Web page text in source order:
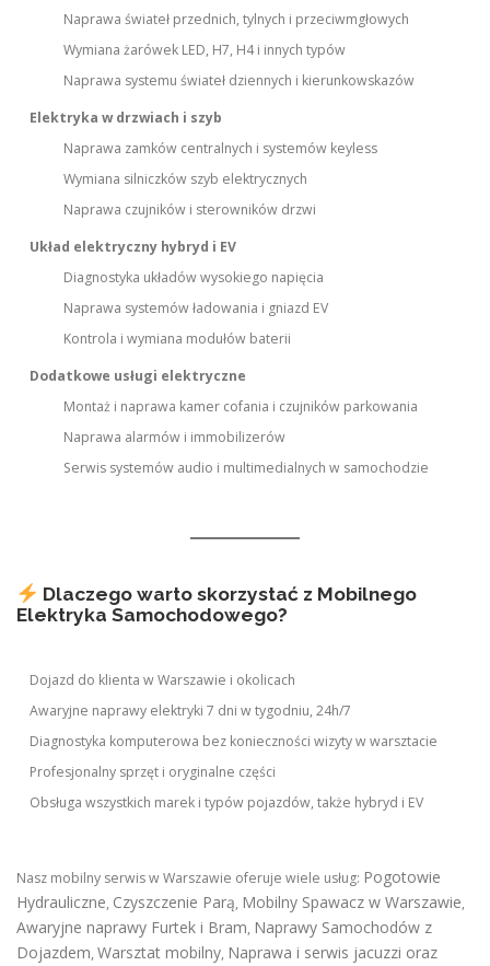
Naprawa świateł przednich, tylnych i przeciwmgłowych
Wymiana żarówek LED, H7, H4 i innych typów
Naprawa systemu świateł dziennych i kierunkowskazów
Elektryka w drzwiach i szyb
Naprawa zamków centralnych i systemów keyless
Wymiana silniczków szyb elektrycznych
Naprawa czujników i sterowników drzwi
Układ elektryczny hybryd i EV
Diagnostyka układów wysokiego napięcia
Naprawa systemów ładowania i gniazd EV
Kontrola i wymiana modułów baterii
Dodatkowe usługi elektryczne
Montaż i naprawa kamer cofania i czujników parkowania
Naprawa alarmów i immobilizerów
Serwis systemów audio i multimedialnych w samochodzie
Dlaczego warto skorzystać z Mobilnego
Elektryka Samochodowego?
Dojazd do klienta w Warszawie i okolicach
Awaryjne naprawy elektryki 7 dni w tygodniu, 24h/7
Diagnostyka komputerowa bez konieczności wizyty w warsztacie
Profesjonalny sprzęt i oryginalne części
Obsługa wszystkich marek i typów pojazdów, także hybryd i EV
Nasz mobilny serwis w Warszawie oferuje wiele usług: Pogotowie
Hydrauliczne, Czyszczenie Parą, Mobilny Spawacz w Warszawie,
Awaryjne naprawy Furtek i Bram, Naprawy Samochodów z
Dojazdem, Warsztat mobilny, Naprawa i serwis jacuzzi oraz